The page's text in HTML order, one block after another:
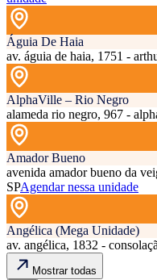
Águia De Haia
av. águia de haia, 1751 -
AlphaVille – Rio Negro
alameda rio negro, 967 -
Amador Bueno
avenida amador bueno da
SPAgendar nessa unidade
Angélica (Mega Unidade)
av. angélica, 1832 -
Mostrar todas